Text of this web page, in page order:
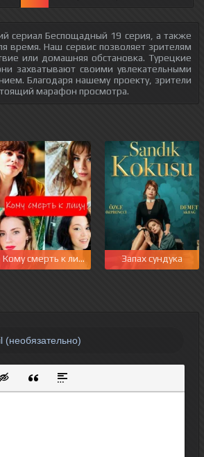
сериал Беспощадный 19 серия, а также
время. Наш сервис позволяет зрителям
или домашняя обстановка. Турецкие
захватывают своими увлекательными
Благодаря нашему проекту, зрители
марафон просмотра.
мир
Кому смерть к лицу Запах сундука
ссылку
смайликскрытого текста
Вставка цитаты
Вставка спойлера